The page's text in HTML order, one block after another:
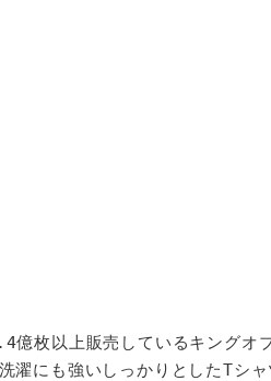
以上販売しているキングオブ
にも強いしっかりとしたTシャ